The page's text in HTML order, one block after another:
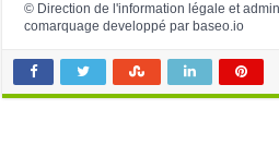
© Direction de l'information légale et
comarquage developpé par baseo.io